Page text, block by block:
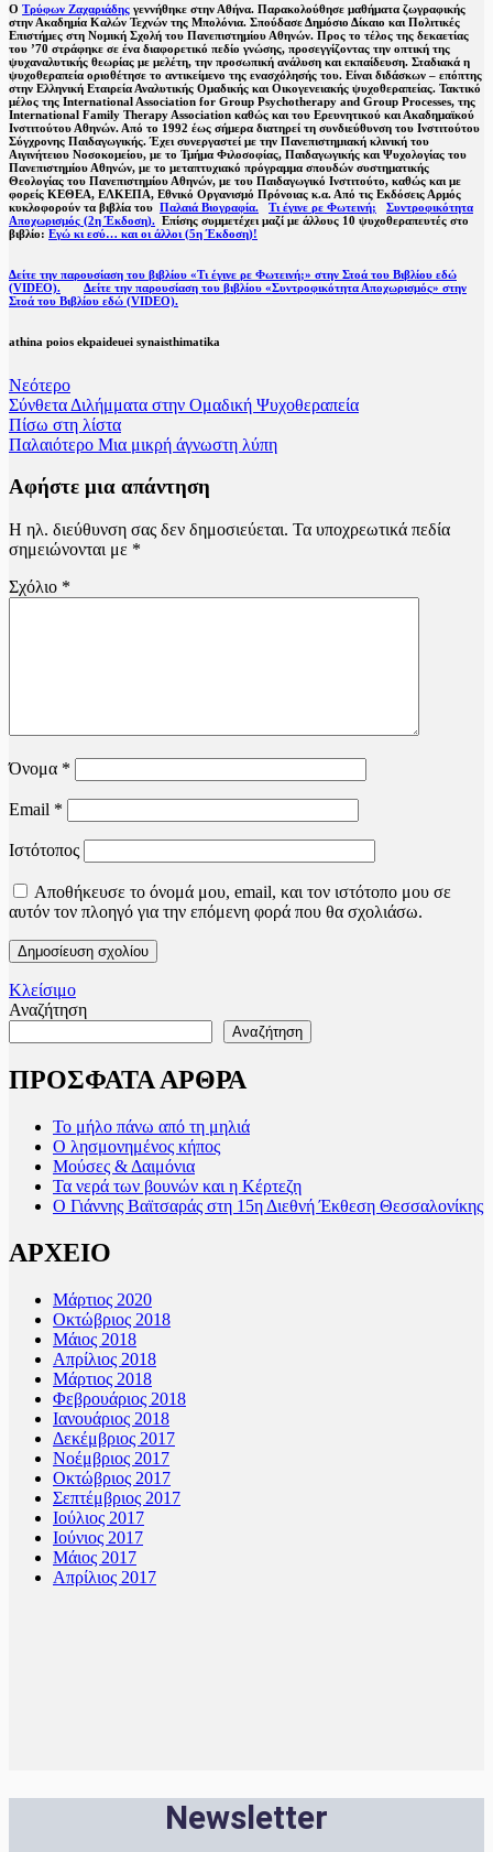
Ο Τρύφων Ζαχαριάδης γεννήθηκε στην Αθήνα. Παρακολούθησε μαθήματα ζωγραφικής
στην Ακαδημία Καλών Τεχνών της Μπολόνια. Σπούδασε Δημόσιο Δίκαιο και Πολιτικές
Επιστήμες στη Νομική Σχολή του Πανεπιστημίου Αθηνών. Προς το τέλος της δεκαετίας
του ’70 στράφηκε σε ένα διαφορετικό πεδίο γνώσης, προσεγγίζοντας την οπτική της
ψυχαναλυτικής θεωρίας με μελέτη, την προσωπική ανάλυση και εκπαίδευση. Σταδιακά η
ψυχοθεραπεία οριοθέτησε το αντικείμενο της ενασχόλησής του. Είναι διδάσκων – επόπτης
στην Ελληνική Εταιρεία Αναλυτικής Ομαδικής και Οικογενειακής ψυχοθεραπείας. Τακτικό
μέλος της International Association for Group Psychotherapy and Group Processes, της
International Family Therapy Association καθώς και του Ερευνητικού και Ακαδημαϊκού
Ινστιτούτου Αθηνών. Από το 1992 έως σήμερα διατηρεί τη συνδιεύθυνση του Ινστιτούτου
Σύγχρονης Παιδαγωγικής. Έχει συνεργαστεί με την Πανεπιστημιακή κλινική του
Αιγινήτειου Νοσοκομείου, με το Τμήμα Φιλοσοφίας, Παιδαγωγικής και Ψυχολογίας του
Πανεπιστημίου Αθηνών, με το μεταπτυχιακό πρόγραμμα σπουδών συστηματικής
Θεολογίας του Πανεπιστημίου Αθηνών, με του Παιδαγωγικό Ινστιτούτο, καθώς και με
φορείς ΚΕΘΕΑ, ΕΛΚΕΠΑ, Εθνικό Οργανισμό Πρόνοιας κ.α. Από τις Εκδόσεις Αρμός
κυκλοφορούν τα βιβλία του Παλαιά Βιογραφία. Τι έγινε ρε Φωτεινή;
Συντροφικότητα
Αποχωρισμός (2η Έκδοση). Επίσης συμμετέχει μαζί με άλλους 10 ψυχοθεραπευτές στο
βιβλίο: Εγώ κι εσύ… και οι άλλοι (5η Έκδοση)!
Δείτε την παρουσίαση του βιβλίου «Τι έγινε ρε Φωτεινή;» στην Στοά του Βιβλίου εδώ
(VIDEO).
Δείτε την παρουσίαση του βιβλίου «Συντροφικότητα Αποχωρισμός» στην
Στοά του Βιβλίου εδώ (VIDEO).
athina poios ekpaideuei synaisthimatika
Νεότερο
Σύνθετα Διλήμματα στην Ομαδική Ψυχοθεραπεία
Πίσω στη λίστα
Παλαιότερο Μια μικρή άγνωστη λύπη
Αφήστε μια απάντηση
Η ηλ. διεύθυνση σας δεν δημοσιεύεται. Τα υποχρεωτικά πεδία
σημειώνονται με *
Σχόλιο *
Όνομα *
Email *
Ιστότοπος
Αποθήκευσε το όνομά μου, email, και τον ιστότοπο μου σε
αυτόν τον πλοηγό για την επόμενη φορά που θα σχολιάσω.
Κλείσιμο
Αναζήτηση
Αναζήτηση
ΠΡΟΣΦΑΤΑ ΑΡΘΡΑ
Το μήλο πάνω από τη μηλιά
Ο λησμονημένος κήπος
Μούσες & Δαιμόνια
Τα νερά των βουνών και η Κέρτεζη
Ο Γιάννης Βαϊτσαράς στη 15η Διεθνή Έκθεση Θεσσαλονίκης
ΑΡΧΕΙΟ
Μάρτιος 2020
Οκτώβριος 2018
Μάιος 2018
Απρίλιος 2018
Μάρτιος 2018
Φεβρουάριος 2018
Ιανουάριος 2018
Δεκέμβριος 2017
Νοέμβριος 2017
Οκτώβριος 2017
Σεπτέμβριος 2017
Ιούλιος 2017
Ιούνιος 2017
Μάιος 2017
Απρίλιος 2017
Newsletter